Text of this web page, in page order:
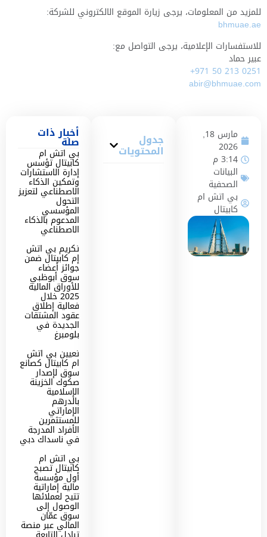
مارس 18,
2026
3:14 م
البيانات
الصحفية
بي اتش ام
كابيتال
جدول
المحتويات
أخبار ذات
صلة
بي اتش ام
كابيتال تؤسس
إدارة الاستشارات
وتمكين الذكاء
الاصطناعي لتعزيز
التحول
المؤسسي
المدعوم بالذكاء
الاصطناعي
تكريم بي اتش
إم كابيتال ضمن
جوائز أعضاء
سوق أبوظبي
للأوراق المالية
2025 خلال
فعالية إطلاق
عقود المشتقات
الجديدة في
بلومبرغ
تعيين بي اتش
ام كابيتال كصانع
سوق لإصدار
صكوك الخزينة
الإسلامية
بالدرهم
الإماراتي
للمستثمرين
الأفراد المدرجة
في ناسداك دبي
بي اتش ام
كابيتال تصبح
أول مؤسسة
مالية إماراتية
تتيح لعملائها
الوصول إلى
سوق عمّان
المالي عبر منصة
للمزيد من المعلومات، يرجى زيارة الموقع الالكتروني للشركة:
bhmuae.ae
للاستفسارات الإعلامية، يرجى التواصل مع:
عبير حماد
+971 50 213 0251
abir@bhmuae.com